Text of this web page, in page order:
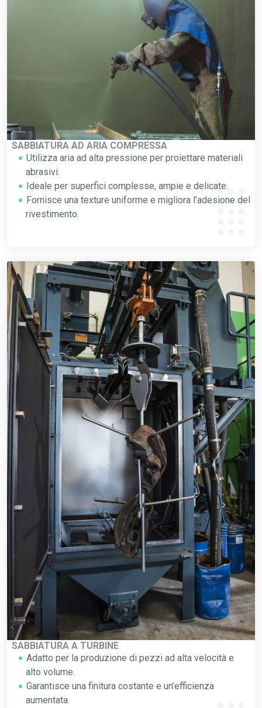
SABBIATURA AD ARIA COMPRESSA
Utilizza aria ad alta pressione per proiettare materiali
abrasivi.
Ideale per superfici complesse, ampie e delicate.
Fornisce una texture uniforme e migliora l’adesione del
rivestimento.
SABBIATURA A TURBINE
Adatto per la produzione di pezzi ad alta velocità e
alto volume.
Garantisce una finitura costante e un’efficienza
aumentata.